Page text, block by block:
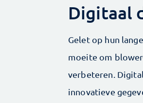
Digitaal
Gelet op hun
moeite om
verbeteren.
innovatieve